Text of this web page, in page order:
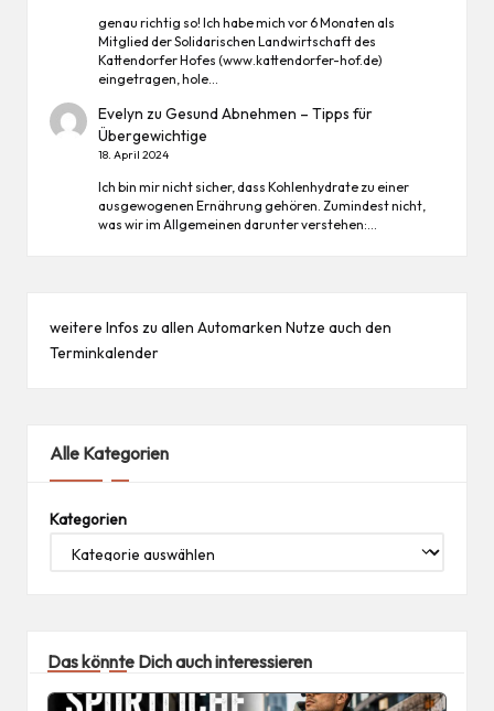
genau richtig so! Ich habe mich vor 6 Monaten als
Mitglied der Solidarischen Landwirtschaft des
Kattendorfer Hofes (www.kattendorfer-hof.de)
eingetragen, hole…
Evelyn zuGesund Abnehmen – Tipps für
Übergewichtige
18. April 2024
Ich bin mir nicht sicher, dass Kohlenhydrate zu einer
ausgewogenen Ernährung gehören. Zumindest nicht,
was wir im Allgemeinen darunter verstehen:…
weitere Infos zu allen Automarken Nutze auch den
Terminkalender
Alle Kategorien
Kategorien
Das könnte Dich auch interessieren